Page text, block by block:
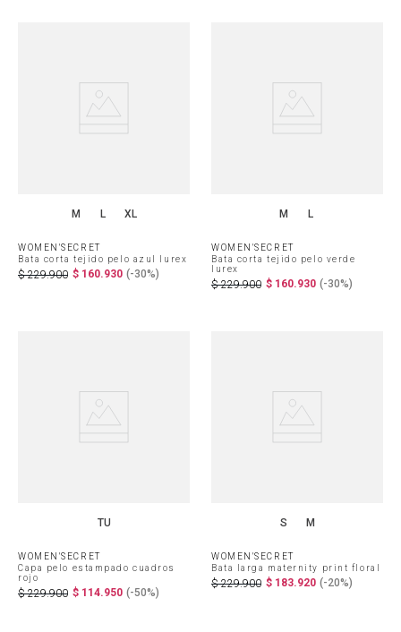
M L XL
WOMEN'SECRET
Bata corta tejido pelo azul lurex
$ 229.900 $ 160.930 (-30%)
M L
WOMEN'SECRET
Bata corta tejido pelo verde
lurex
$ 229.900 $ 160.930 (-30%)
TU
WOMEN'SECRET
Capa pelo estampado cuadros
rojo
$ 229.900 $ 114.950 (-50%)
S M
WOMEN'SECRET
Bata larga maternity print floral
$ 229.900 $ 183.920 (-20%)